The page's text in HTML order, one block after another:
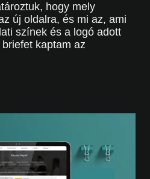
hogy mely
új oldalra, és mi az, ami
színek és a logó adott
kaptam az